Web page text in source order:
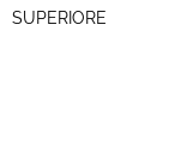
SUPERIORE